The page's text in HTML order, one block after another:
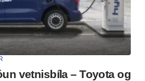
vetnisbíla – Toyota og